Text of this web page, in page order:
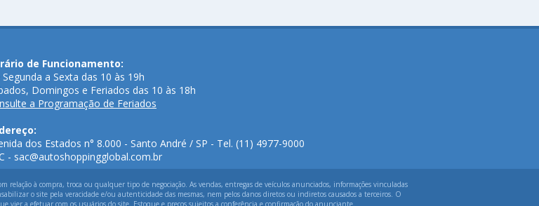
de Funcionamento:
Segunda a Sexta das 10 às 19h
Domingos e Feriados das 10 às 18h
a Programação de Feriados
dos Estados n° 8.000 - Santo André / SP - Tel. (11) 4977-9000
- sac@autoshoppingglobal.com.br
à compra, troca ou qualquer tipo de negociação. As vendas, entregas de veículos anunciados, informações vinculadas
o site pela veracidade e/ou autenticidade das mesmas, nem pelos danos diretos ou indiretos causados a terceiros. O
vier a efetuar com os usuários do site. Estoque e preços sujeitos a conferência e confirmação do anunciante.